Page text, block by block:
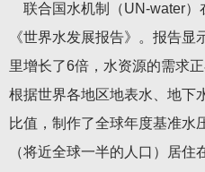
联合国水机制（UN-water）
《世界水发展报告》。报告
里增长了6倍，水资源的需求
根据世界各地区地表水、地下
比值，制作了全球年度基准水
（将近全球一半的人口）居住